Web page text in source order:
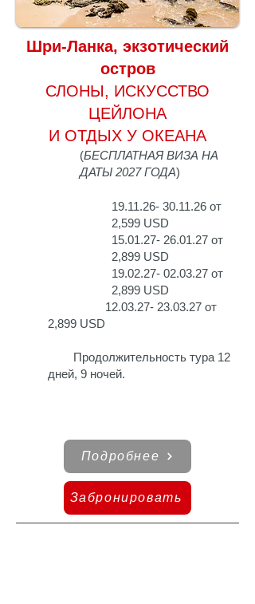
Шри-Ланка, экзотический
остров
СЛОНЫ, ИСКУССТВО
ЦЕЙЛОНА
И ОТДЫХ У ОКЕАНА
(БЕСПЛАТНАЯ ВИЗА НА
ДАТЫ 2027 ГОДА)
19.11.26- 30.11.26 от
2,599 USD
15.01.27- 26.01.27 от
2,899 USD
19.02.27- 02.03.27 от
2,899 USD
12.03.27- 23.03.27 от
2,899 USD
Продолжительность тура 12
дней, 9 ночей.
Подробнее
Забронировать